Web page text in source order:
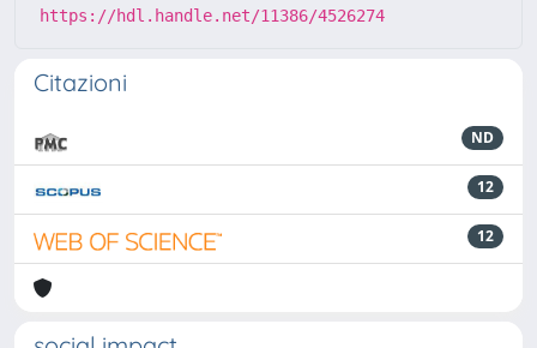
https://hdl.handle.net/11386/4526274
Citazioni
ND
12
12